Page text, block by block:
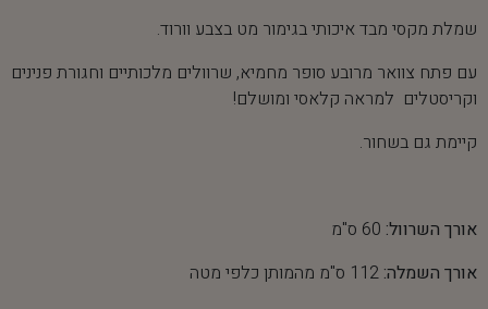
שמלת מקסי מבד איכותי בגימור מט בצבע וורוד.
עם פתח צוואר מרובע סופר מחמיא, שרוולים מלכותיים וחגורת פנינים
וקריסטלים למראה קלאסי ומושלם!
קיימת גם בשחור.
אורך השרוול: 60 ס"מ
אורך השמלה: